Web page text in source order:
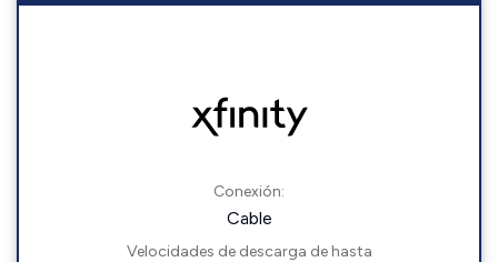
Conexión:
Cable
Velocidades de descarga de hasta